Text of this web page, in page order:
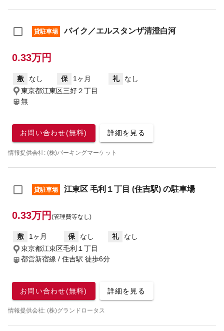
貸駐車場 バイク／エルスタンザ清澄白河
0.33万円
敷 なし 保 1ヶ月 礼
なし
東京都江東区三好２丁目
無
お問い合わせ(無料) 詳細を見る
情報提供会社: (株)パーキングマーケット
貸駐車場 江東区 毛利１丁目 (住吉駅) の駐車場
0.33万円 (管理費等なし)
敷 1ヶ月 保 なし 礼
なし
東京都江東区毛利１丁目
都営新宿線 / 住吉駅 徒歩6分
お問い合わせ(無料) 詳細を見る
情報提供会社: (株)グランドロータス